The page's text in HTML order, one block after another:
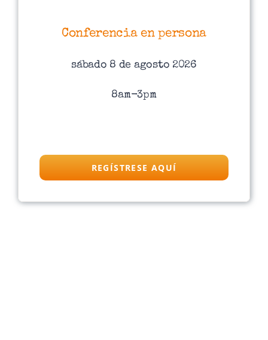
Conferencia en persona
sábado 8 de agosto 2026
8am-3pm
REGÍSTRESE AQUÍ